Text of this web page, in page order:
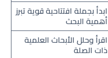
ابدأ بجملة افتتاحية قوية تبرز
أهمية البحث
اقرأ وحلل الأبحاث العلمية
ذات الصلة